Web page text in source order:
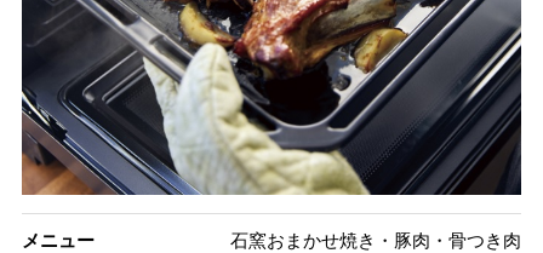
メニュー 石窯おまかせ焼き・豚肉・骨つき肉